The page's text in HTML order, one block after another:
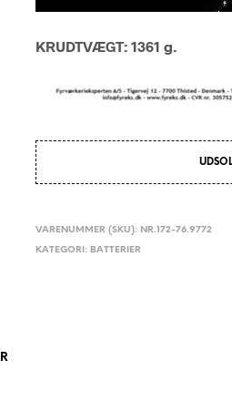
KRUDTVÆGT: 1361 g.
VARENUMMER (SKU): NR.172-76.9772
KATEGORI: BATTERIER